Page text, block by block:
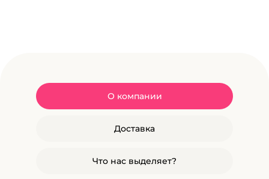
О компании
Доставка
Что нас выделяет?